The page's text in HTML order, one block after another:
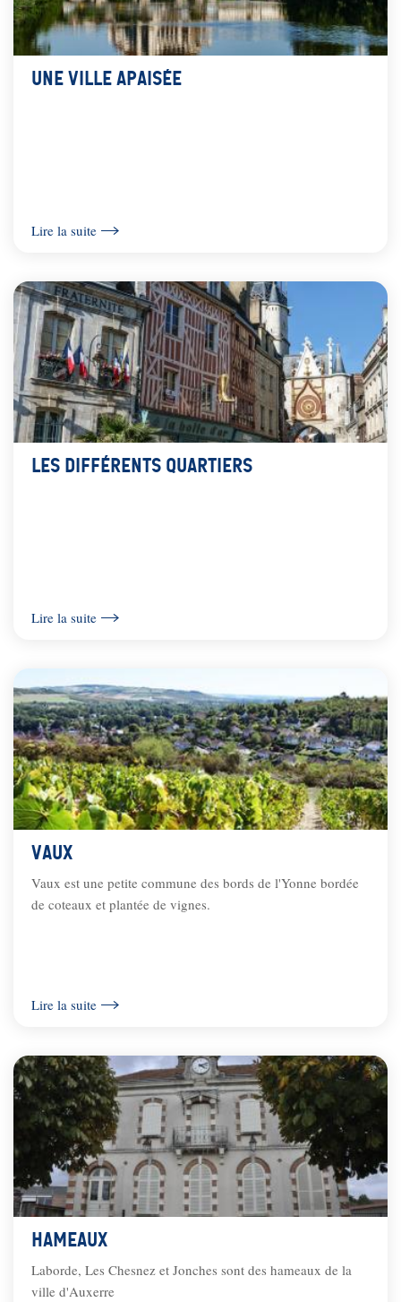
Une ville apaisée
Lire la suite
Les différents quartiers
Lire la suite
VAUX
Vaux est une petite commune des bords de l'Yonne bordée
de coteaux et plantée de vignes.
Lire la suite
Hameaux
Laborde, Les Chesnez et Jonches sont des hameaux de la
ville d'Auxerre